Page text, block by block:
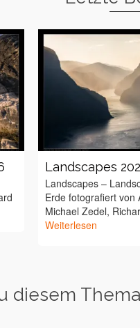
Landscapes
Landscapes –
Erde fotografiert von
Michael Zedel,
Weiterlesen
diesem Thema